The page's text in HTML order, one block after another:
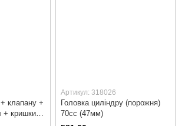
клапану +
+ кришки в
Артикул: 318026
Головка циліндру (порожня)
70cc (47мм)